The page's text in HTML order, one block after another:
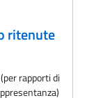
ritenute
rapporti di